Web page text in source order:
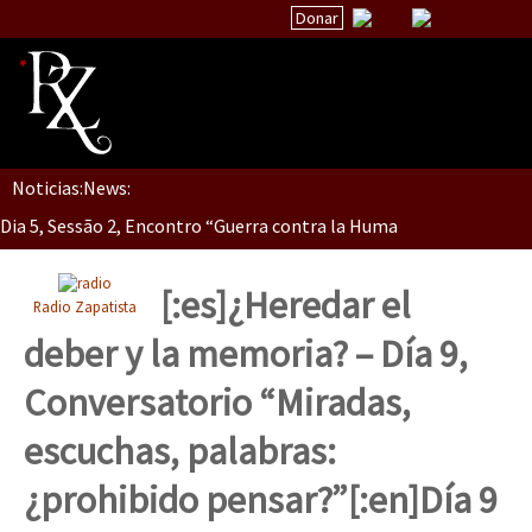
Donar
Inicio
Quiénes Somos
La palabra del EZLN
TEMAS
Chiapas
México
Latinoamérica
Noticias:News:
Dia 5, Sessão 2, Encontro “Guerra contra la Humanidad”
Dia 5, sessão 1, do Encontro “Guerra contra a Humanidade”(As
Dia 4 – Encontro “Guerra contra a Humanidade” (As populações
Radio Zapatista
[:es]¿Heredar el
deber y la memoria? – Día 9,
Conversatorio “Miradas,
escuchas, palabras:
¿prohibido pensar?”[:en]Día 9